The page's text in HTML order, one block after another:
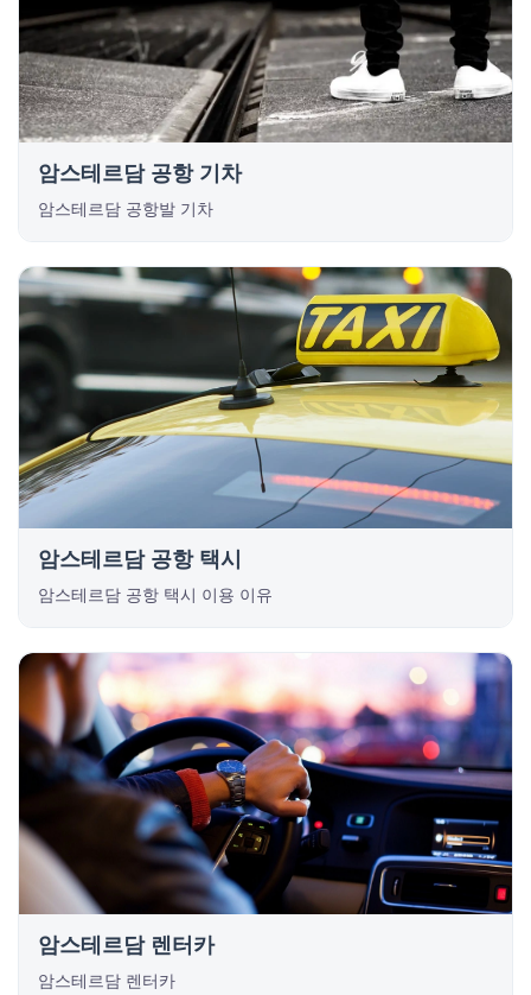
암스테르담 공항 기차
암스테르담 공항발 기차
암스테르담 공항 택시
암스테르담 공항 택시 이용 이유
암스테르담 렌터카
암스테르담 렌터카